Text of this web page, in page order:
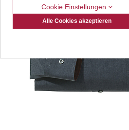
Cookie Einstellungen
Alle Cookies akzeptieren